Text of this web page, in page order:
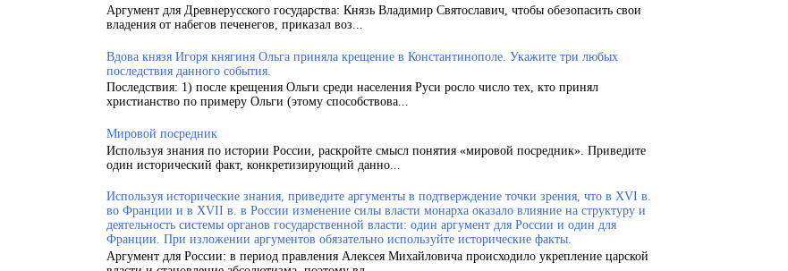
Аргумент для Древнерусского государства: Князь Владимир Святославич, чтобы обезопасить свои
владения от набегов печенегов, приказал воз...
Вдова князя Игоря княгиня Ольга приняла крещение в Константинополе. Укажите три любых
последствия данного события.
Последствия: 1) после крещения Ольги среди населения Руси росло число тех, кто принял
христианство по примеру Ольги (этому способствова...
Мировой посредник
Используя знания по истории России, раскройте смысл понятия «мировой посредник». Приведите
один исторический факт, конкретизирующий данно...
Используя исторические знания, приведите аргументы в подтверждение точки зрения, что в XVI в.
во Франции и в XVII в. в России изменение силы власти монарха оказало влияние на структуру и
деятельность системы органов государственной власти: один аргумент для России и один для
Франции. При изложении аргументов обязательно используйте исторические факты.
Аргумент для России: в период правления Алексея Михайловича происходило укрепление царской